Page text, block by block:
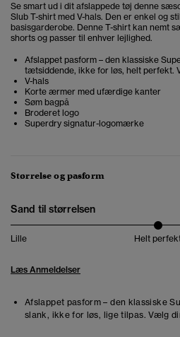
Se smart ud i dit afslappede tøj denne
Slub T-shirt med V-hals. Den er enkel og
basisgarderobe. Denne T-shirt kan nemt
shorts og passer til enhver lejlighed.
Afslappet pasform – den klassiske
tætsiddende, ikke for løs, helt perfekt.
V-hals
Korte ærmer med ufærdige kanter
Søm bagpå
Broderet logo
Superdry signatur-logomærke
Størrelse og pasform
Sand til størrelsen
Lille Helt
Læs Anmeldelser
Afslappet pasform – den klassiske
slank, ikke for løs, lige tilpas. Vælg